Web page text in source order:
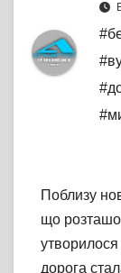
Поблизу
що
дорога